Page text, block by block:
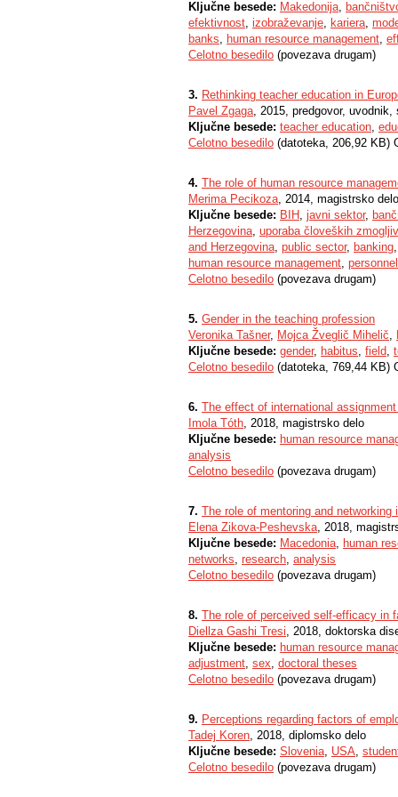
Ključne besede: Makedonija,
efektivnost, izobraževanje, kariera,
banks, human resource management,
Celotno besedilo (povezava drugam)
3. Rethinking teacher education in
Pavel Zgaga, 2015, predgovor, uvodnik,
Ključne besede: teacher education,
Celotno besedilo (datoteka, 206,92 KB)
4. The role of human resource
Merima Pecikoza, 2014, magistrsko delo
Ključne besede: BIH , javni sektor,
Herzegovina, uporaba človeških
and Herzegovina, public sector, banking
human resource management, personnel
Celotno besedilo (povezava drugam)
5. Gender in the teaching profession
Veronika Tašner, Mojca Žveglič Mihelič,
Ključne besede: gender, habitus, field,
Celotno besedilo (datoteka, 769,44 KB)
6. The effect of international
Imola Tóth, 2018, magistrsko delo
Ključne besede: human resource
analysis
Celotno besedilo (povezava drugam)
7. The role of mentoring and
Elena Zikova-Peshevska, 2018,
Ključne besede: Macedonia, human
networks, research, analysis
Celotno besedilo (povezava drugam)
8. The role of perceived self-efficacy in
Diellza Gashi Tresi, 2018, doktorska
Ključne besede: human resource
adjustment, sex, doctoral theses
Celotno besedilo (povezava drugam)
9. Perceptions regarding factors of
Tadej Koren, 2018, diplomsko delo
Ključne besede: Slovenia, USA,
Celotno besedilo (povezava drugam)